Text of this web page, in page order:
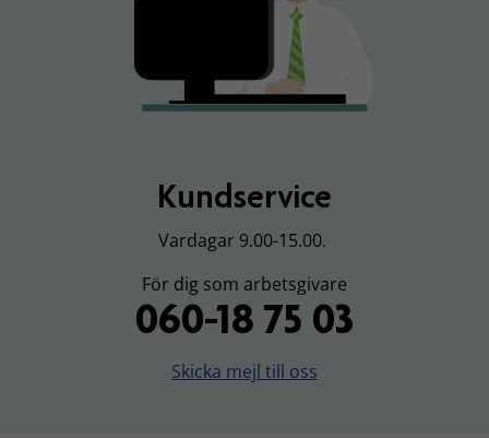
Kundservice
Vardagar 9.00-15.00.
För dig som arbetsgivare
060-18 75 03
Skicka mejl till oss